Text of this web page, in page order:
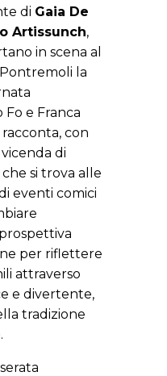
di Gaia De
Artissunch,
in scena al
la
e Franca
racconta, con
di
si trova alle
eventi comici
per riflettere
attraverso
e divertente,
tradizione